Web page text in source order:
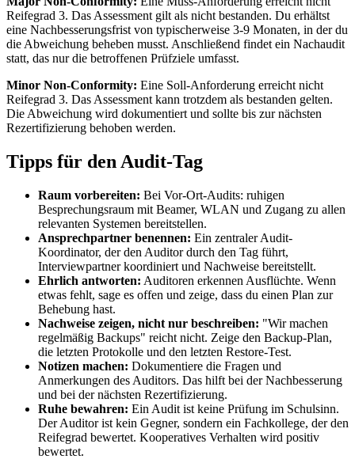
Reifegrad 3. Das Assessment gilt als nicht bestanden. Du erhältst
eine Nachbesserungsfrist von typischerweise 3-9 Monaten, in der du
die Abweichung beheben musst. Anschließend findet ein Nachaudit
statt, das nur die betroffenen Prüfziele umfasst.
Minor Non-Conformity: Eine Soll-Anforderung erreicht nicht
Reifegrad 3. Das Assessment kann trotzdem als bestanden gelten.
Die Abweichung wird dokumentiert und sollte bis zur nächsten
Rezertifizierung behoben werden.
Tipps für den Audit-Tag
Raum vorbereiten: Bei Vor-Ort-Audits: ruhigen
Besprechungsraum mit Beamer, WLAN und Zugang zu allen
relevanten Systemen bereitstellen.
Ansprechpartner benennen: Ein zentraler Audit-
Koordinator, der den Auditor durch den Tag führt,
Interviewpartner koordiniert und Nachweise bereitstellt.
Ehrlich antworten: Auditoren erkennen Ausflüchte. Wenn
etwas fehlt, sage es offen und zeige, dass du einen Plan zur
Behebung hast.
Nachweise zeigen, nicht nur beschreiben: "Wir machen
regelmäßig Backups" reicht nicht. Zeige den Backup-Plan,
die letzten Protokolle und den letzten Restore-Test.
Notizen machen: Dokumentiere die Fragen und
Anmerkungen des Auditors. Das hilft bei der Nachbesserung
und bei der nächsten Rezertifizierung.
Ruhe bewahren: Ein Audit ist keine Prüfung im Schulsinn.
Der Auditor ist kein Gegner, sondern ein Fachkollege, der den
Reifegrad bewertet. Kooperatives Verhalten wird positiv
bewertet.